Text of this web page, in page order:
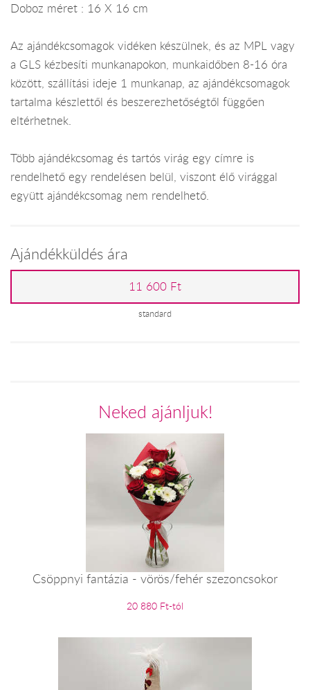
Doboz méret : 16 X 16 cm
Az ajándékcsomagok vidéken készülnek, és az MPL vagy
a GLS kézbesíti munkanapokon, munkaidőben 8-16 óra
között, szállítási ideje 1 munkanap, az ajándékcsomagok
tartalma készlettől és beszerezhetőségtől függően
eltérhetnek.
Több ajándékcsomag és tartós virág egy címre is
rendelhető egy rendelésen belül, viszont élő virággal
együtt ajándékcsomag nem rendelhető.
Ajándékküldés ára
11 600 Ft
standard
Neked ajánljuk!
Csöppnyi fantázia - vörös/fehér szezoncsokor
20 880 Ft-tól